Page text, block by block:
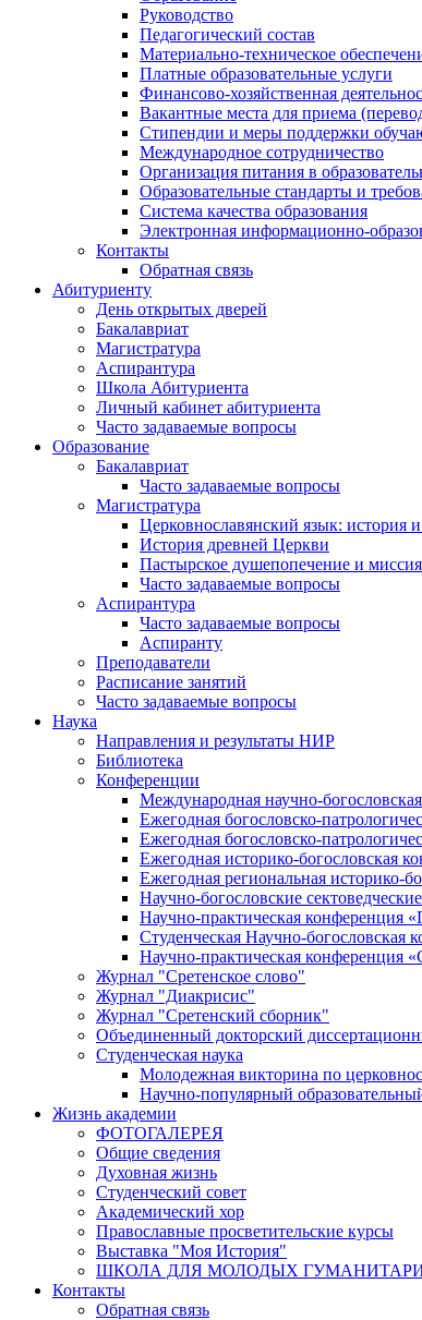
Руководство
Педагогический состав
Материально-техническое
Платные образовательные услуги
Финансово-хозяйственная
Вакантные места для приема
Стипендии и меры поддержки
Международное сотрудничество
Организация питания в
Образовательные стандарты и
Система качества образования
Электронная информационно-
Контакты
Обратная связь
Абитуриенту
День открытых дверей
Бакалавриат
Магистратура
Аспирантура
Школа Абитуриента
Личный кабинет абитуриента
Часто задаваемые вопросы
Образование
Бакалавриат
Часто задаваемые вопросы
Магистратура
Церковнославянский язык: история
История древней Церкви
Пастырское душепопечение и
Часто задаваемые вопросы
Аспирантура
Часто задаваемые вопросы
Аспиранту
Преподаватели
Расписание занятий
Часто задаваемые вопросы
Наука
Направления и результаты НИР
Библиотека
Конференции
Международная научно-
Ежегодная богословско-
Ежегодная богословско-
Ежегодная историко-богословская
Ежегодная региональная
Научно-богословские
Научно-практическая конференция
Студенческая Научно-богословская
Научно-практическая конференция
Журнал "Сретенское слово"
Журнал "Диакрисис"
Журнал "Сретенский сборник"
Объединенный докторский
Студенческая наука
Молодежная викторина по
Научно-популярный
Жизнь академии
ФОТОГАЛЕРЕЯ
Общие сведения
Духовная жизнь
Студенческий совет
Академический хор
Православные просветительские курсы
Выставка "Моя История"
ШКОЛА ДЛЯ МОЛОДЫХ
Контакты
Обратная связь